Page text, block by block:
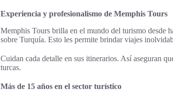
Experiencia y profesionalismo de Memphis Tours
Memphis Tours brilla en el mundo del turismo desde
sobre Turquía. Esto les permite brindar viajes
Cuidan cada detalle en sus itinerarios. Así aseguran
turcas.
Más de 15 años en el sector turístico